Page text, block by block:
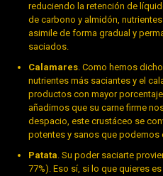
reduciendo la retención de
de carbono y almidón,
asimile de forma gradual y
saciados.
Calamares. Como hemos
nutrientes más saciantes y el
productos con mayor
añadimos que su carne firme
despacio, este crustáceo se
potentes y sanos que podemos
Patata. Su poder saciarte
77%). Eso sí, si lo que quieres